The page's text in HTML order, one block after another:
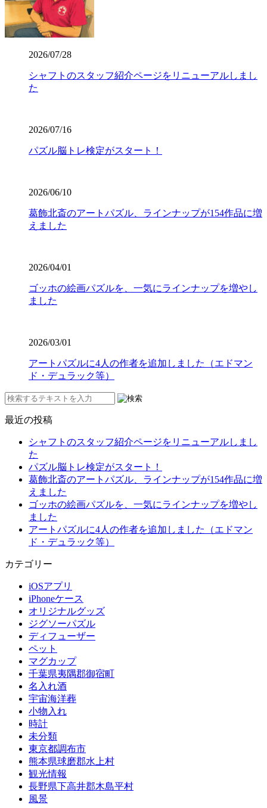
2026/07/28
シャフトのスタッフ紹介ページをリニューアルしまし
た
2026/07/16
パズル脳トレ検定がスタート！
2026/06/10
葛飾北斎のアートパズル、ラインナップが154作品に増
えました
2026/04/01
ゴッホの絵画パズルを、一気にラインナップを増やし
ました
2026/03/01
アートパズルに4人の作者を追加しました（エドマン
ド・デュラック等）
最近の投稿
シャフトのスタッフ紹介ページをリニューアルしまし
た
パズル脳トレ検定がスタート！
葛飾北斎のアートパズル、ラインナップが154作品に増
えました
ゴッホの絵画パズルを、一気にラインナップを増やし
ました
アートパズルに4人の作者を追加しました（エドマン
ド・デュラック等）
カテゴリー
iOSアプリ
iPhoneケース
オリジナルグッズ
ジグソーパズル
ディフューザー
ペット
マグカップ
千葉県夷隅郡御宿町
名入れ酒
宇宙海洋葬
小物入れ
時計
未分類
東京都調布市
熊本県球磨郡水上村
観光情報
長野県下高井郡木島平村
風景